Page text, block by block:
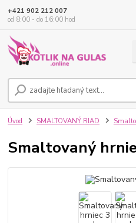
+421 902 212 007
od 8:00 - do 16:00 hod
Úvod SMALTOVANÝ RIAD
Smaltovaný